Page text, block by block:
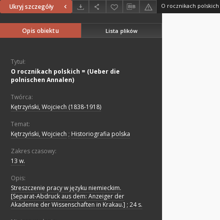
Ukryj szczegóły
Opis obiektu Lista plików
Tytuł:
O rocznikach polskich = (Ueber die
polnischen Annalen)
Twórca:
Kętrzyński, Wojciech (1838-1918)
Temat:
Kętrzyński, Wojciech ; Historiografia polska
Zakres czasowy:
13 w.
Opis:
Streszczenie pracy w języku niemieckim.
[Separat-Abdruck aus dem: Anzeiger der
Akademie der Wissenschaften in Krakau.] ; 24 s.